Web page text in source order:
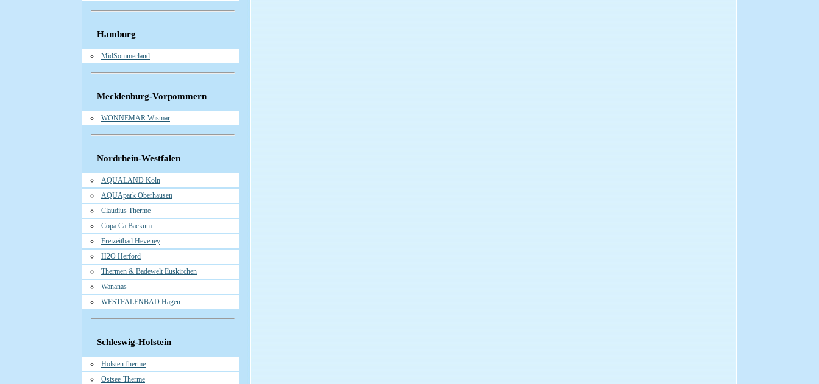
Hamburg
MidSommerland
Mecklenburg-Vorpommern
WONNEMAR Wismar
Nordrhein-Westfalen
AQUALAND Köln
AQUApark Oberhausen
Claudius Therme
Copa Ca Backum
Freizeitbad Heveney
H2O Herford
Thermen & Badewelt Euskirchen
Wananas
WESTFALENBAD Hagen
Schleswig-Holstein
HolstenTherme
Ostsee-Therme